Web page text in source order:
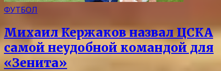
ФУТБОЛ
Михаил Кержаков назвал ЦСКА
самой неудобной командой для
«Зенита»